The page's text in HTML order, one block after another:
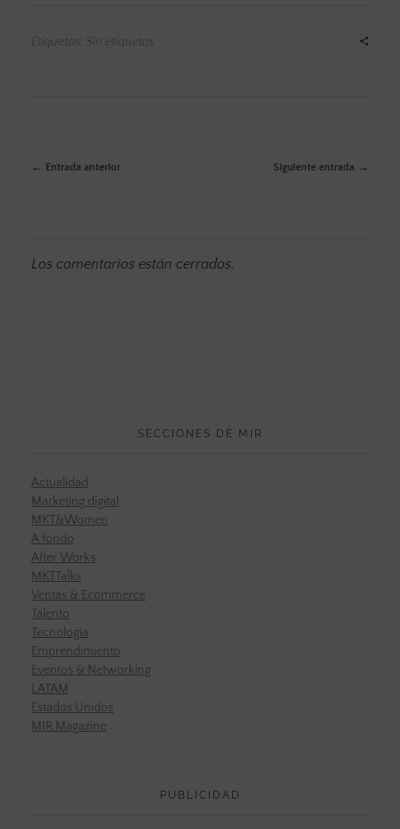
Etiquetas: Sin etiquetas
Entrada anterior Siguiente entrada
Los comentarios están cerrados.
SECCIONES DE MIR
Actualidad
Marketing digital
MKT&Women
A fondo
After Works
MKTTalks
Ventas & Ecommerce
Talento
Tecnología
Emprendimiento
Eventos & Networking
LATAM
Estados Unidos
MIR Magazine
PUBLICIDAD